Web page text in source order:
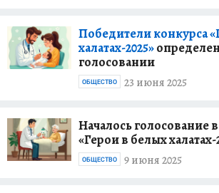
Победители конкурса
халатах-2025»
голосовании
23 июня 2025
ОБЩЕСТВО
Началось голосование
«Герои в белых халатах-
9 июня 2025
ОБЩЕСТВО